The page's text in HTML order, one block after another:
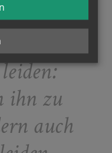
die
für
ihn zu
auch